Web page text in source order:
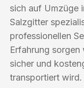
sich auf Umzüge
Salzgitter
professionellen
Erfahrung
sicher und
transportiert wird.